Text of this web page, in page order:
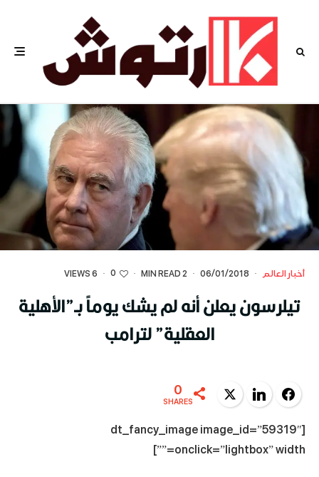
أخبار العالم ·
06/01/2018
·
2 MIN READ
·
0
·
6 VIEWS
تيلرسون يعلن أنه لم يشك يوماً بـ”الأهلية
العقلية” لترامب
Facebook
LinkedIn
Twitter
0
SHARES
[dt_fancy_image image_id=”59319″
onclick=”lightbox” width=””]